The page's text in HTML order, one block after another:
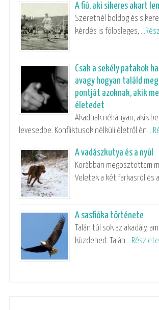
A fiú, aki sikeres akart
Szeretnél boldog és
kérdés is fölösleges, …
Csak a sekély patakok
avagy hogyan találd
pontját azoknak, akik
életedet
Akadnak néhányan, akik
levesedbe. Konfliktusok nélküli életről én …
A vadászkutya és a nyúl
Korábban megosztottam
Veletek a két farkasról és
A sasfióka története
Talán túl sok az akadály,
küzdened. Talán …